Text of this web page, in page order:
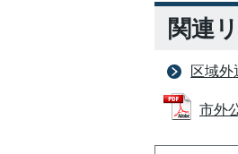
関連
区域外
市外